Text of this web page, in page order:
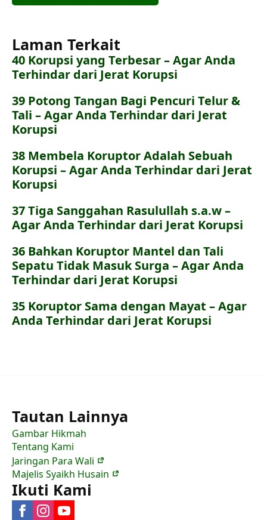
Laman Terkait
40 Korupsi yang Terbesar – Agar Anda
Terhindar dari Jerat Korupsi
39 Potong Tangan Bagi Pencuri Telur &
Tali – Agar Anda Terhindar dari Jerat
Korupsi
38 Membela Koruptor Adalah Sebuah
Korupsi – Agar Anda Terhindar dari Jerat
Korupsi
37 Tiga Sanggahan Rasulullah s.a.w –
Agar Anda Terhindar dari Jerat Korupsi
36 Bahkan Koruptor Mantel dan Tali
Sepatu Tidak Masuk Surga – Agar Anda
Terhindar dari Jerat Korupsi
35 Koruptor Sama dengan Mayat – Agar
Anda Terhindar dari Jerat Korupsi
Tautan Lainnya
Gambar Hikmah
Tentang Kami
Jaringan Para Wali
Majelis Syaikh Husain
Ikuti Kami